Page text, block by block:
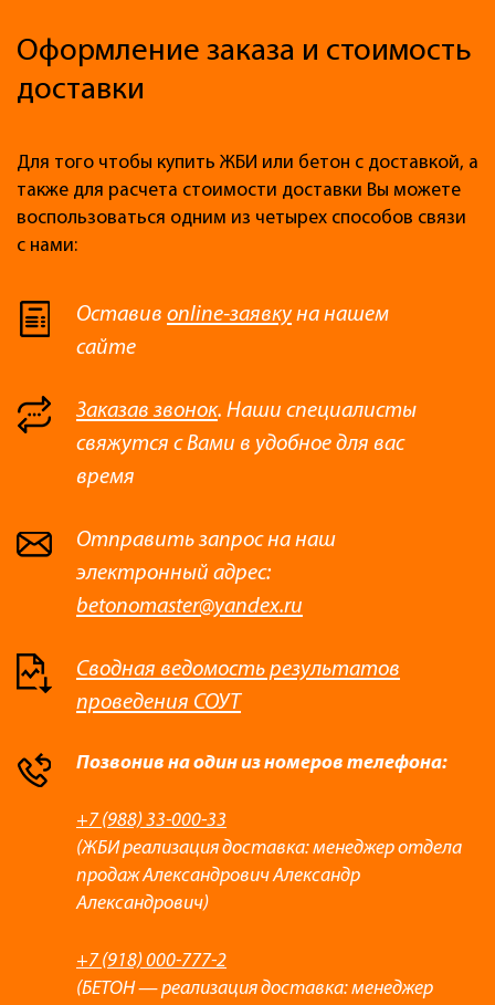
Оформление заказа и стоимость
доставки
Для того чтобы купить ЖБИ или бетон с доставкой, а
также для расчета стоимости доставки Вы можете
воспользоваться одним из четырех способов связи
с нами:
Оставив online-заявкуна нашем
сайте
Заказав звонок. Наши специалисты
свяжутся с Вами в удобное для вас
время
Отправить запрос на наш
электронный адрес:
betonomaster@yandex.ru
Сводная ведомость результатов
проведения СОУТ
Позвонив на один из номеров телефона:
+7 (988) 33-000-33
(ЖБИ реализация доставка: менеджер отдела
продаж Александрович Александр
Александрович)
+7 (918) 000-777-2
(БЕТОН — реализация доставка: менеджер